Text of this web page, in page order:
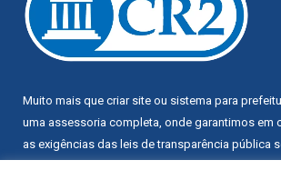
Muito mais que criar site ou sistema para
uma assessoria completa, onde garantimos em
as exigências das leis de transparência pública